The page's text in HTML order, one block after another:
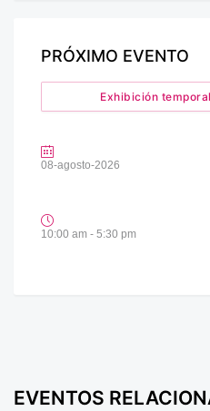
PRÓXIMO EVENTO
Exhibición
08-agosto-2026
10:00 am - 5:30 pm
EVENTOS